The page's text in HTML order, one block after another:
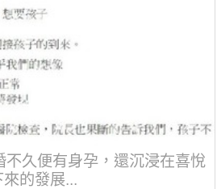
久便有身孕，還沉浸在喜悅
的發展...